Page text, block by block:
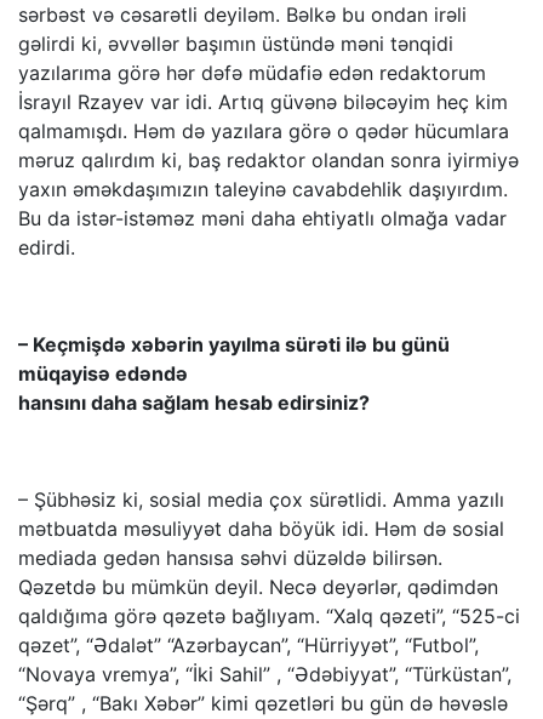
sərbəst və cəsarətli deyiləm. Bəlkə bu ondan irəli
gəlirdi ki, əvvəllər başımın üstündə məni tənqidi
yazılarıma görə hər dəfə müdafiə edən redaktorum
İsrayıl Rzayev var idi. Artıq güvənə biləcəyim heç kim
qalmamışdı. Həm də yazılara görə o qədər hücumlara
məruz qalırdım ki, baş redaktor olandan sonra iyirmiyə
yaxın əməkdaşımızın taleyinə cavabdehlik daşıyırdım.
Bu da istər-istəməz məni daha ehtiyatlı olmağa vadar
edirdi.
– Keçmişdə xəbərin yayılma sürəti ilə bu günü
müqayisə edəndə
hansını daha sağlam hesab edirsiniz?
– Şübhəsiz ki, sosial media çox sürətlidi. Amma yazılı
mətbuatda məsuliyyət daha böyük idi. Həm də sosial
mediada gedən hansısa səhvi düzəldə bilirsən.
Qəzetdə bu mümkün deyil. Necə deyərlər, qədimdən
qaldığıma görə qəzetə bağlıyam. “Xalq qəzeti”, “525-ci
qəzet”, “Ədalət” “Azərbaycan”, “Hürriyyət”, “Futbol”,
“Novaya vremya”, “İki Sahil” , “Ədəbiyyat”, “Türküstan”,
“Şərq” , “Bakı Xəbər” kimi qəzetləri bu gün də həvəslə